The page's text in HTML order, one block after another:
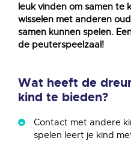
leuk vinden om samen te
wisselen met anderen
samen kunnen spelen.
de peuterspeelzaal!
Wat heeft de
kind te bieden?
Contact met andere
spelen leert je kind